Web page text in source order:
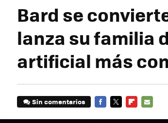
Bard se
lanza su familia
artificial más
Sin comentarios